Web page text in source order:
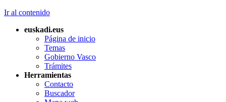
Ir al contenido
euskadi.eus
Página de inicio
Temas
Gobierno Vasco
Trámites
Herramientas
Contacto
Buscador